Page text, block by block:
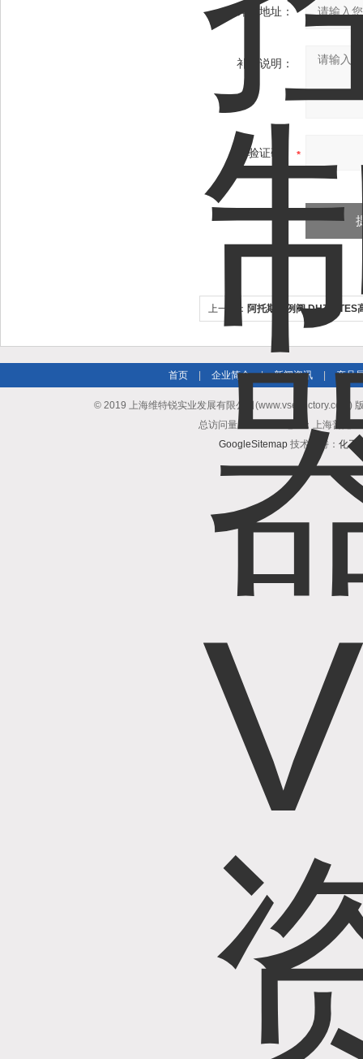
详细地址：
补充说明：
验证码：
上一个： 阿托斯比例阀 DHZO-TES
首页 企业简介 | 新闻资讯 产品
© 2019 上海维特锐实业发展有限公司(www.vse-victory.com)
总访问量：507949 地址：上海普陀
GoogleSitemap 技术支持： 化工